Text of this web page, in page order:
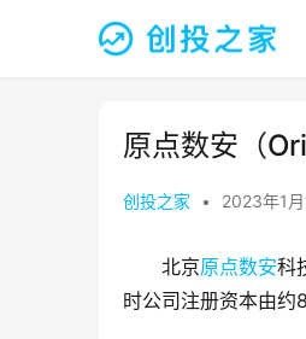
原点数安（
创投之家 • 2023年1
北京原点数安科
时公司注册资本由约